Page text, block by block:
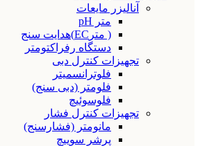
آنالیزر مایعات
متر pH
( مترEC)هدایت سنج
دستگاه رفراکتومتر
تجهیزات کنترل دبی
فلوترانسمیتر
فلومتر (دبی سنج)
فلوسوئیچ
تجهیزات کنترل فشار
مانومتر (فشارسنج)
پرشر سوییچ